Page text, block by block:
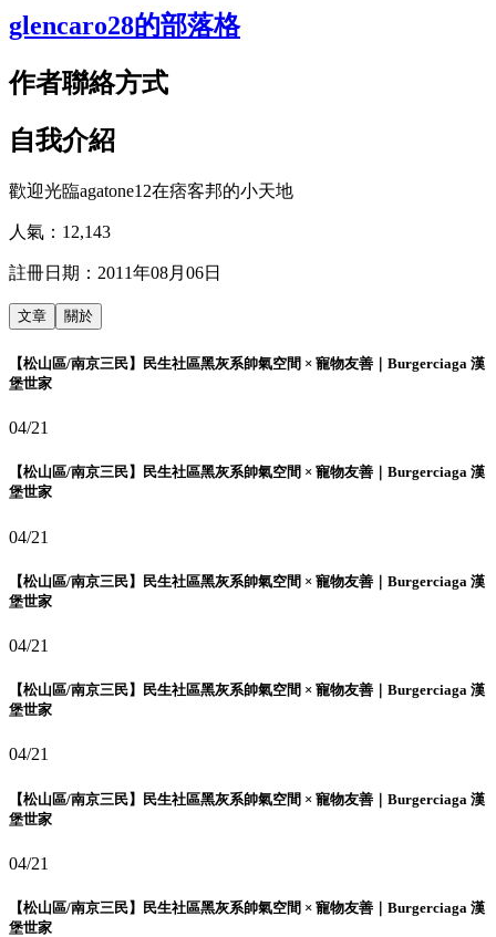
glencaro28的部落格
作者聯絡方式
自我介紹
歡迎光臨agatone12在痞客邦的小天地
人氣： 12,143
註冊日期： 2011年08月06日
文章 關於
【松山區/南京三民】民生社區黑灰系帥氣空間 × 寵物友善｜Burgerciaga 漢
堡世家
04/21
【松山區/南京三民】民生社區黑灰系帥氣空間 × 寵物友善｜Burgerciaga 漢
堡世家
04/21
【松山區/南京三民】民生社區黑灰系帥氣空間 × 寵物友善｜Burgerciaga 漢
堡世家
04/21
【松山區/南京三民】民生社區黑灰系帥氣空間 × 寵物友善｜Burgerciaga 漢
堡世家
04/21
【松山區/南京三民】民生社區黑灰系帥氣空間 × 寵物友善｜Burgerciaga 漢
堡世家
04/21
【松山區/南京三民】民生社區黑灰系帥氣空間 × 寵物友善｜Burgerciaga 漢
堡世家